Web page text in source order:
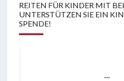
REITEN FÜR KINDER MIT
UNTERSTÜTZEN SIE EIN
SPENDE!